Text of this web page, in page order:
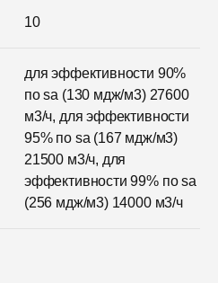
10
для эффективности 90%
по sa (130 мдж/м3) 27600
м3/ч, для эффективности
95% по sa (167 мдж/м3)
21500 м3/ч, для
эффективности 99% по sa
(256 мдж/м3) 14000 м3/ч